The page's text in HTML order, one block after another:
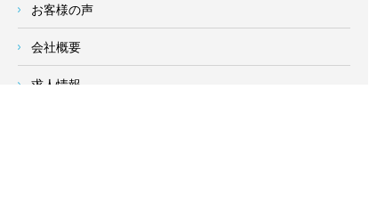
お客様の声
会社概要
求人情報